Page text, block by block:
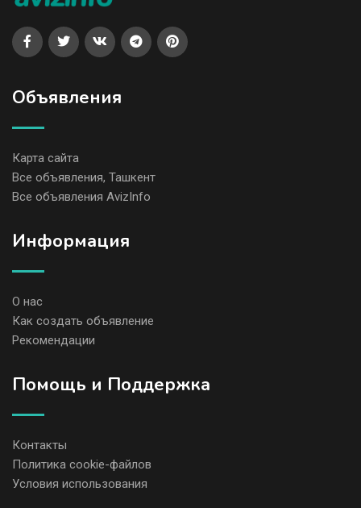
Объявления
Карта сайта
Все объявления, Ташкент
Все объявления AvizInfo
Информация
О нас
Как создать объявление
Рекомендации
Помощь и Поддержка
Контакты
Политика cookie-файлов
Условия использования